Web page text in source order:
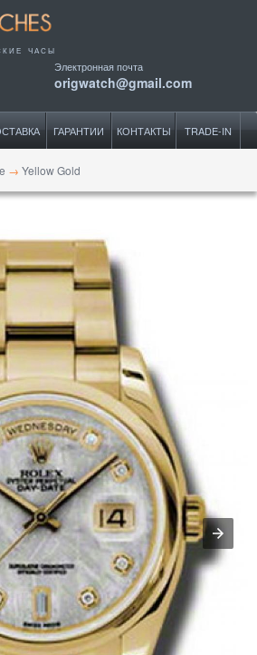
ЧАСЫ
Электронная почта
origwatch@gmail.com
ГАРАНТИИ КОНТАКТЫ TRADE-IN
→ Yellow Gold